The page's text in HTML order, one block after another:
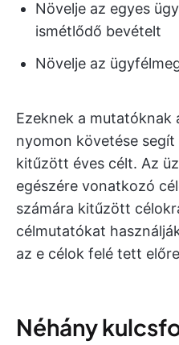
Növelje az egyes
ismétlődő bevételt
Növelje az
Ezeknek a mutatóknak
nyomon követése segít
kitűzött éves célt. Az
egészére vonatkozó
számára kitűzött
célmutatókat
az e célok felé tett
Néhány